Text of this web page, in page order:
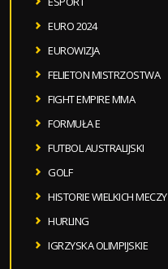
EURO 2024
EUROWIZJA
FELIETON MISTRZOSTWA
FIGHT EMPIRE MMA
FORMUŁA E
FUTBOL AUSTRALIJSKI
GOLF
HISTORIE WIELKICH MECZY
HURLING
IGRZYSKA OLIMPIJSKIE